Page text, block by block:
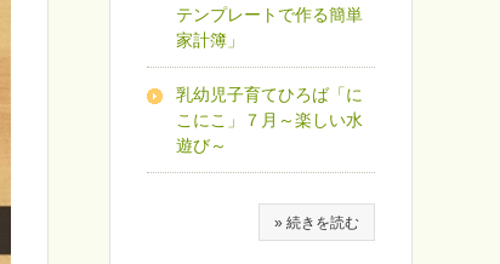
テンプレートで作る簡単
家計簿」
乳幼児子育てひろば「に
こにこ」７月～楽しい水
遊び～
» 続きを読む